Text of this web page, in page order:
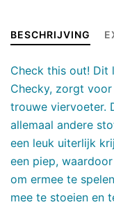
BESCHRIJVING
Check this out! Dit
Checky, zorgt
trouwe viervoeter.
allemaal andere
een leuk uiterlijk
een piep,
om ermee te
mee te stoeien en